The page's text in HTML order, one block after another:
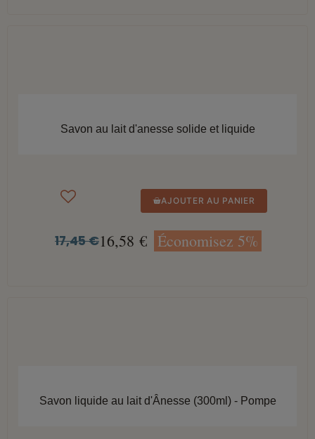
Savon au lait d'anesse solide et liquide
AJOUTER AU PANIER
17,45 €16,58 € Économisez 5%
Savon liquide au lait d'Ânesse (300ml) - Pompe